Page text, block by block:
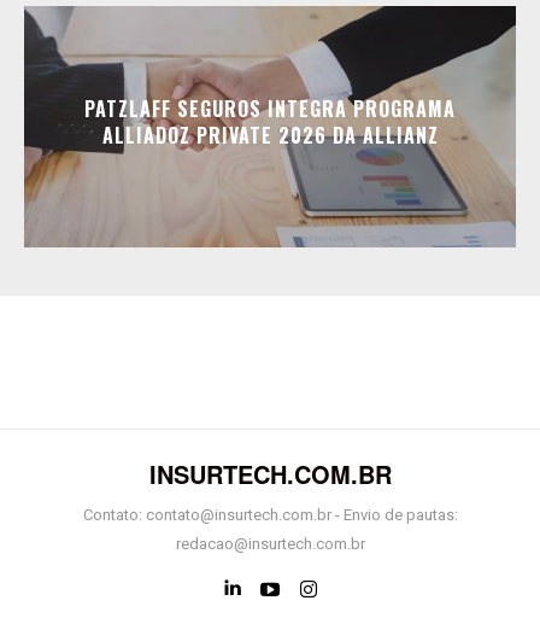
PATZLAFF SEGUROS INTEGRA PROGRAMA
ALLIADOZ PRIVATE 2026 DA ALLIANZ
INSURTECH.COM.BR
Contato: contato@insurtech.com.br - Envio de pautas:
redacao@insurtech.com.br